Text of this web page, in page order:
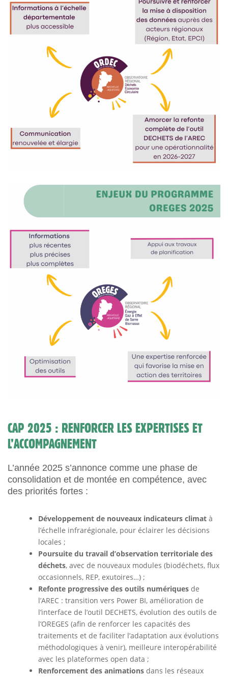
CAP 2025 : RENFORCER LES EXPERTISES ET
L’ACCOMPAGNEMENT
L’année 2025 s’annonce comme une phase de
consolidation et de montée en compétence, avec
des priorités fortes :
Développement de nouveaux indicateurs climat à
l’échelle infrarégionale, pour éclairer les décisions
locales ;
Poursuite du travail d’observation territoriale des
déchets, avec de nouveaux modules (biodéchets, flux
occasionnels, REP, exutoires…) ;
Refonte progressive des outils numériques de
l’AREC : transition vers Power BI, amélioration de
l’interface de l’outil DECHETS, évolution des outils de
l’OREGES (afin de renforcer les capacités des
traitements et de faciliter l’adaptation aux évolutions
méthodologiques à venir), meilleure interopérabilité
avec les plateformes open data ;
Renforcement des animations dans les réseaux